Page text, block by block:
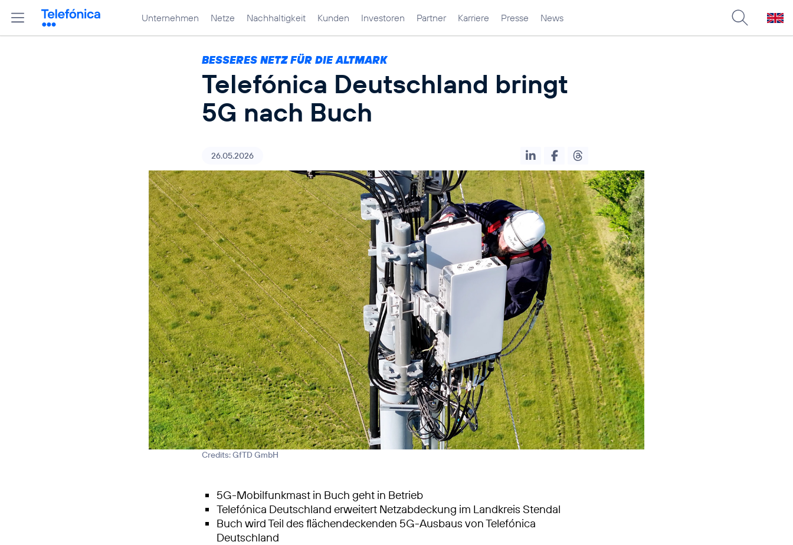
Unternehmen Netze Nachhaltigkeit Kunden Investoren Partner Karriere Presse News
BESSERES NETZ FÜR DIE ALTMARK
Telefónica Deutschland bringt
5G nach Buch
26.05.2026
Credits: GfTD GmbH
5G-Mobilfunkmast in Buch geht in Betrieb
Telefónica Deutschland erweitert Netzabdeckung im Landkreis Stendal
Buch wird Teil des flächendeckenden 5G-Ausbaus von Telefónica
Deutschland